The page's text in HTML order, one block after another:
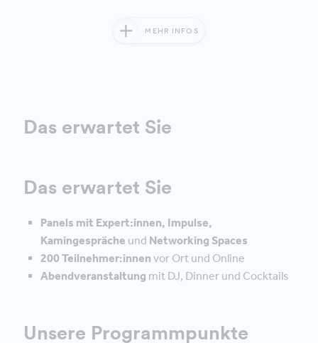
MEHR INFOS
Das erwartet Sie
Das erwartet Sie
Panels mit Expert:innen, Impulse,
Kamingespräche und Networking Spaces
200 Teilnehmer:innen vor Ort und Online
Abendveranstaltung mit DJ, Dinner und Cocktails
Unsere Programmpunkte